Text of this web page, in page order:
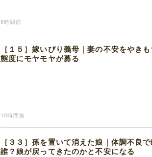
8時間前
［１５］嫁いびり義母｜妻の不安をやき
態度にモヤモヤが募る
10時間前
［３３］孫を置いて消えた娘｜体調不良
誰？娘が戻ってきたのかと不安になる